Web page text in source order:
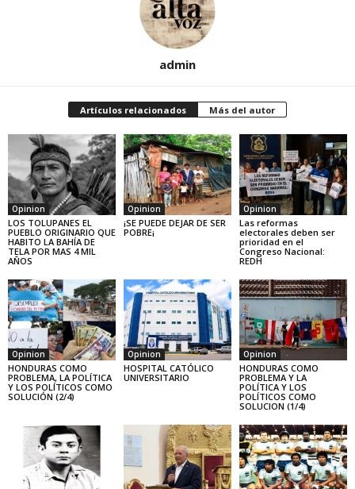
admin
Artículos relacionados Más del autor
Opinion
LOS TOLUPANES EL
PUEBLO ORIGINARIO QUE
HABITO LA BAHÍA DE
TELA POR MAS 4 MIL
AÑOS
Opinion
¡SE PUEDE DEJAR DE SER
POBRE¡
Opinion
Las reformas
electorales deben ser
prioridad en el
Congreso Nacional:
REDH
Opinion
HONDURAS COMO
PROBLEMA, LA POLÍTICA
Y LOS POLÍTICOS COMO
SOLUCIÓN (2/4)
Opinion
HOSPITAL CATÓLICO
UNIVERSITARIO
Opinion
HONDURAS COMO
PROBLEMA Y LA
POLÍTICA Y LOS
POLÍTICOS COMO
SOLUCION (1/4)